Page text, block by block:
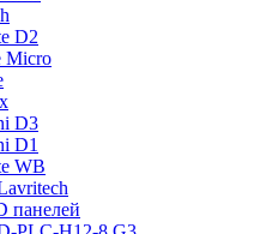
D2
Micro
D3
D1
WB
панелей